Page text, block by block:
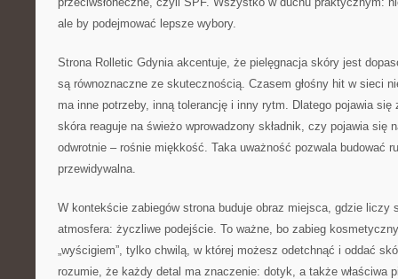
ale by podejmować lepsze wybory.
Strona Rolletic Gdynia akcentuje, że pielęgnacja skóry jest
są równoznaczne ze skutecznością. Czasem głośny hit w sieci
ma inne potrzeby, inną tolerancję i inny rytm. Dlatego pojawia
skóra reaguje na świeżo wprowadzony składnik, czy pojawia się
odwrotnie – rośnie miękkość. Taka uważność pozwala budować
przewidywalna.
W kontekście zabiegów strona buduje obraz miejsca, gdzie liczy
atmosfera: życzliwe podejście. To ważne, bo zabieg
„wyścigiem”, tylko chwilą, w której możesz odetchnąć i oddać
rozumie, że każdy detal ma znaczenie: dotyk, a także właściwa